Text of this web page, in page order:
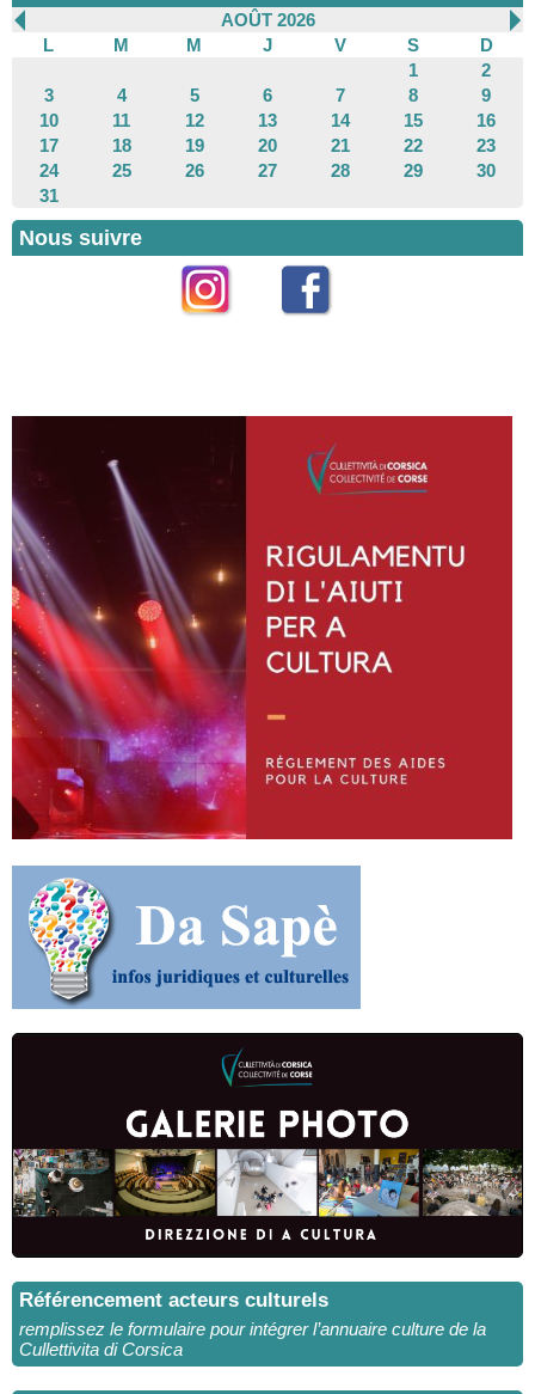
AOÛT 2026
L
M M J V S
D
1
2
3
4 5 6 7 8
9
10
11 12 13 14 15
16
17
18 19 20 21 22
23
24
25 26 27 28 29
30
31
Nous suivre
Référencement acteurs culturels
remplissez le formulaire pour intégrer l’annuaire culture de la
Cullettivita di Corsica